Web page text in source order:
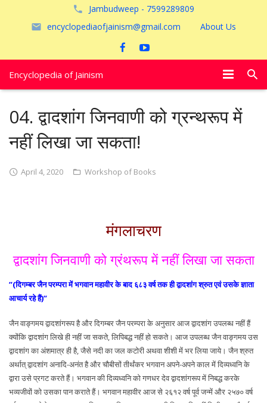
Jambudweep - 7599289809
encyclopediaofjainism@gmail.com
About Us
Encyclopedia of Jainism
पूजायें
04. द्वादशांग जिनवाणी को ग्रन्थरूप में
नहीं लिखा जा सकता!
April 4, 2020 Workshop of Books
मंगलाचरण
द्वादशांग जिनवाणी को ग्रंथरूप में नहीं लिखा जा सकता
”(दिगम्बर जैन परम्परा में भगवान महावीर के बाद ६८३ वर्ष तक ही द्वादशांग श्रुत एवं उसके ज्ञाता
आचार्य रहे हैं)”
जैन वाङ्गमय द्वादशांगरूप है और दिगम्बर जैन परम्परा के अनुसार आज द्वादशांग उपलब्ध नहीं हैं
क्योंकि द्वादशांग लिखे ही नहीं जा सकते, लिपिबद्ध नहीं हो सकते। आज उपलब्ध जैन वाङ्गमय उस
द्वादशांग का अंशमात्र ही है, जैसे नदी का जल कटोरी अथवा शीशी में भर लिया जाये। जैन श्रुत
अर्थात् द्वादशांग अनादि-अनंत है और चौबीसों तीर्थंकर भगवान अपने-अपने काल में दिव्यध्वनि के
द्वारा उसे प्रगट करते हैं। भगवान की दिव्यध्वनि को गणधर देव द्वादशांगरूप में निबद्ध करके
भव्यजीवों को उसका पान कराते हैं। भगवान महावीर आज से २६१२ वर्ष पूर्व जन्में और २५७० वर्ष